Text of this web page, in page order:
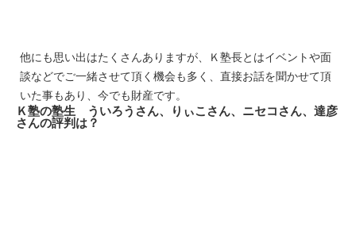
他にも思い出はたくさんありますが、Ｋ塾長とはイベントや面
談などでご一緒させて頂く機会も多く、直接お話を聞かせて頂
いた事もあり、今でも財産です。
Ｋ塾の塾生 ういろうさん、りぃこさん、ニセコさん、達彦
さんの評判は？